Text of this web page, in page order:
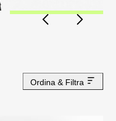
Ordina & Filtra